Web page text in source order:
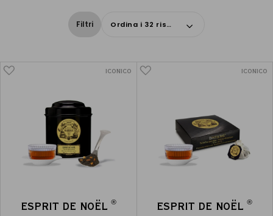
Filtri Ordina i 32 risultati
ICONICO
ESPRIT DE NOËL ®
ICONICO
ESPRIT DE NOËL®